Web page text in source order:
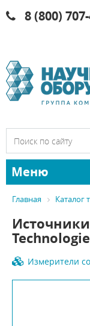
8 (800)
Меню
Главная Каталог
Измерители